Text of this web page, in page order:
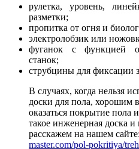
рулетка, уровень,
разметки;
пропитка от огня и
электролобзик или
фуганок с функцией
станок;
струбцины для фиксации
В случаях, когда нельзя
доски для пола, хорошим
оказаться покрытие пола
такое инженерная доска и
расскажем на нашем сайте:
master.com/pol-pokritiya/